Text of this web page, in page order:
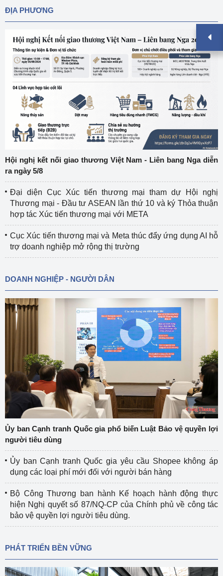
ĐỊA PHƯƠNG
Hội nghị kết nối giao thương Việt Nam - Liên bang Nga diễn
ra ngày 5/8
Đại diện Cục Xúc tiến thương mại tham dự Hội nghị
Thương mại - Đầu tư ASEAN lần thứ 10 và ký Thỏa thuận
hợp tác Xúc tiến thương mại với META
Cục Xúc tiến thương mại và Meta thúc đẩy ứng dụng AI hỗ
trợ doanh nghiệp mở rộng thị trường
DOANH NGHIỆP - NGƯỜI DÂN
Ủy ban Cạnh tranh Quốc gia phổ biến Luật Bảo vệ quyền lợi
người tiêu dùng
Ủy ban Cạnh tranh Quốc gia yêu cầu Shopee không áp
dụng các loại phí mới đối với người bán hàng
Bộ Công Thương ban hành Kế hoạch hành động thực
hiện Nghị quyết số 87/NQ-CP của Chính phủ về công tác
bảo vệ quyền lợi người tiêu dùng.
PHÁT TRIỂN BỀN VỮNG